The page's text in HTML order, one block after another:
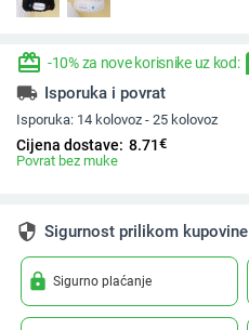
redeem -10% za nove korisnike uz kod:
local_shipping Isporuka i povrat
Isporuka: 14 kolovoz - 25 kolovoz
Cijena dostave: 8.71€
Povrat bez muke
security Sigurnost prilikom kupovine
lock Sigurno plaćanje